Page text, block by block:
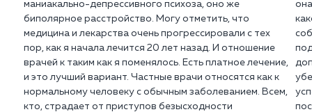
маниакально-депрессивного психоза, оно же
биполярное расстройство. Могу отметить, что
медицина и лекарства очень прогрессировали с тех
пор, как я начала лечится 20 лет назад. И отношение
врачей к таким как я поменялось. Есть платное лечение,
и это лучший вариант. Частные врачи относятся как к
нормальному человеку с обычным заболеванием. Всем,
кто, страдает от приступов безысходности